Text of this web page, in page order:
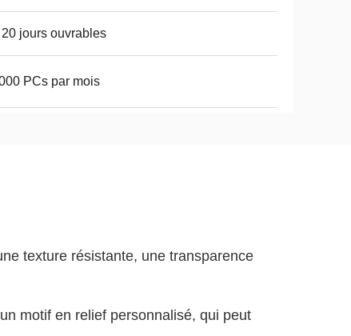
20 jours ouvrables
PCs par mois
texture résistante, une transparence
motif en relief personnalisé, qui peut